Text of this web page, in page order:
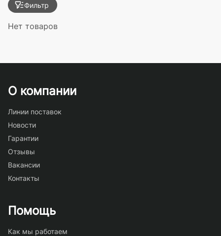
Фильтр
Нет товаров
О компании
Линии поставок
Новости
Гарантии
Отзывы
Вакансии
Контакты
Помощь
Как мы работаем